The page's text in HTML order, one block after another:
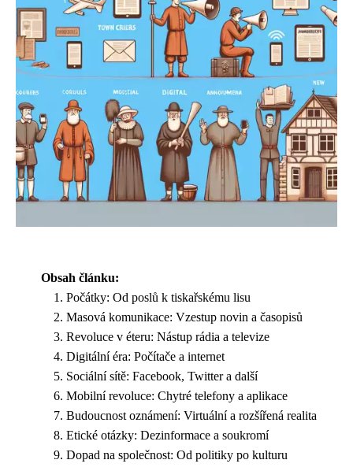
Obsah článku:
Počátky: Od poslů k tiskařskému lisu
Masová komunikace: Vzestup novin a časopisů
Revoluce v éteru: Nástup rádia a televize
Digitální éra: Počítače a internet
Sociální sítě: Facebook, Twitter a další
Mobilní revoluce: Chytré telefony a aplikace
Budoucnost oznámení: Virtuální a rozšířená realita
Etické otázky: Dezinformace a soukromí
Dopad na společnost: Od politiky po kulturu